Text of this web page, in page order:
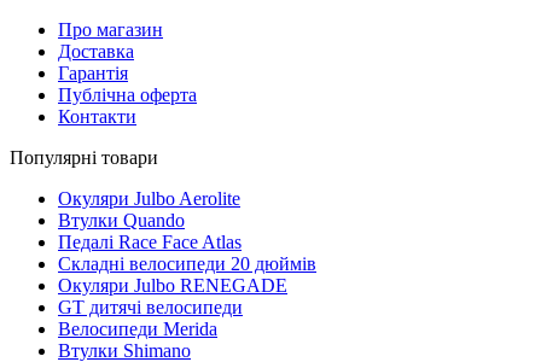
Про магазин
Доставка
Гарантія
Публічна оферта
Контакти
Популярні товари
Окуляри Julbo Aerolite
Втулки Quando
Педалі Race Face Atlas
Складні велосипеди 20 дюймів
Окуляри Julbo RENEGADE
GT дитячі велосипеди
Велосипеди Merida
Втулки Shimano